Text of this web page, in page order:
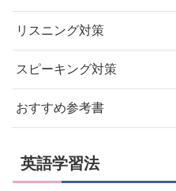
リスニング対策
スピーキング対策
おすすめ参考書
英語学習法